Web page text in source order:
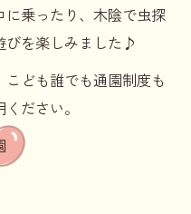
に乗ったり、木陰で虫探
びを楽しみました♪
ども誰でも通園制度も
ださい。